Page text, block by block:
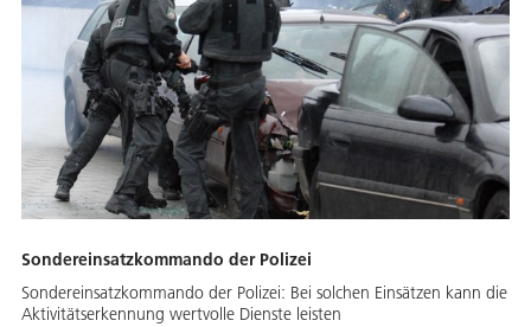
Sondereinsatzkommando der Polizei
Sondereinsatzkommando der Polizei: Bei solchen Einsätzen kann die
Aktivitätserkennung wertvolle Dienste leisten